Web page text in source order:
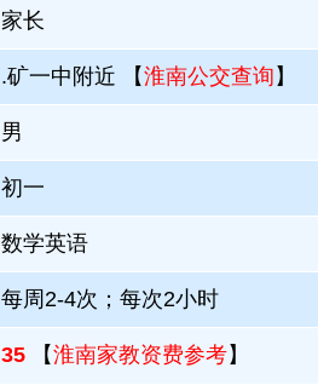
家长
.矿一中附近 【淮南公交查询 】
男
初一
数学英语
每周2-4次；每次2小时
35 【淮南家教资费参考】